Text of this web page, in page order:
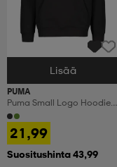
Valitse Koko
Lisää
PUMA
Puma Small Logo Hoodie
Fl Jr
21,99
Suositushinta 43,99